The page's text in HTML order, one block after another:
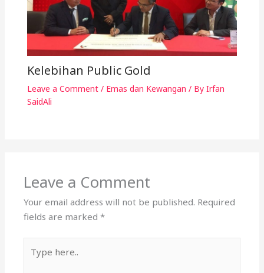
Kelebihan Public Gold
Leave a Comment / Emas dan Kewangan / By Irfan
SaidAli
Leave a Comment
Your email address will not be published. Required
fields are marked*
here..